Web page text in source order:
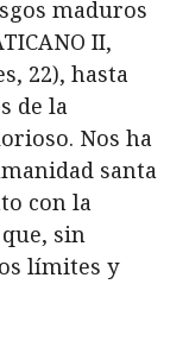
maduros
II,
22), hasta
de la
Nos ha
santa
con la
sin
límites y